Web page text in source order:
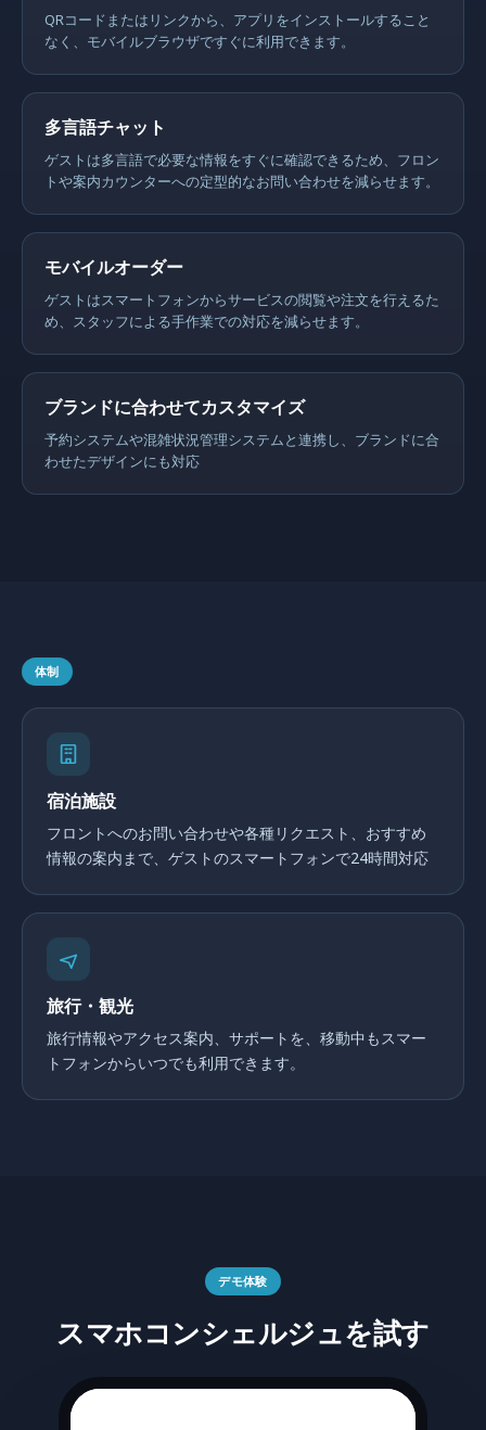
QRコードまたはリンクから、アプリをインストールすること
なく、モバイルブラウザですぐに利用できます。
多言語チャット
ゲストは多言語で必要な情報をすぐに確認できるため、フロン
トや案内カウンターへの定型的なお問い合わせを減らせます。
モバイルオーダー
ゲストはスマートフォンからサービスの閲覧や注文を行えるた
め、スタッフによる手作業での対応を減らせます。
ブランドに合わせてカスタマイズ
予約システムや混雑状況管理システムと連携し、ブランドに合
わせたデザインにも対応
体制
宿泊施設
フロントへのお問い合わせや各種リクエスト、おすすめ
情報の案内まで、ゲストのスマートフォンで24時間対応
旅行・観光
旅行情報やアクセス案内、サポートを、移動中もスマー
トフォンからいつでも利用できます。
デモ体験
スマホコンシェルジュを試す